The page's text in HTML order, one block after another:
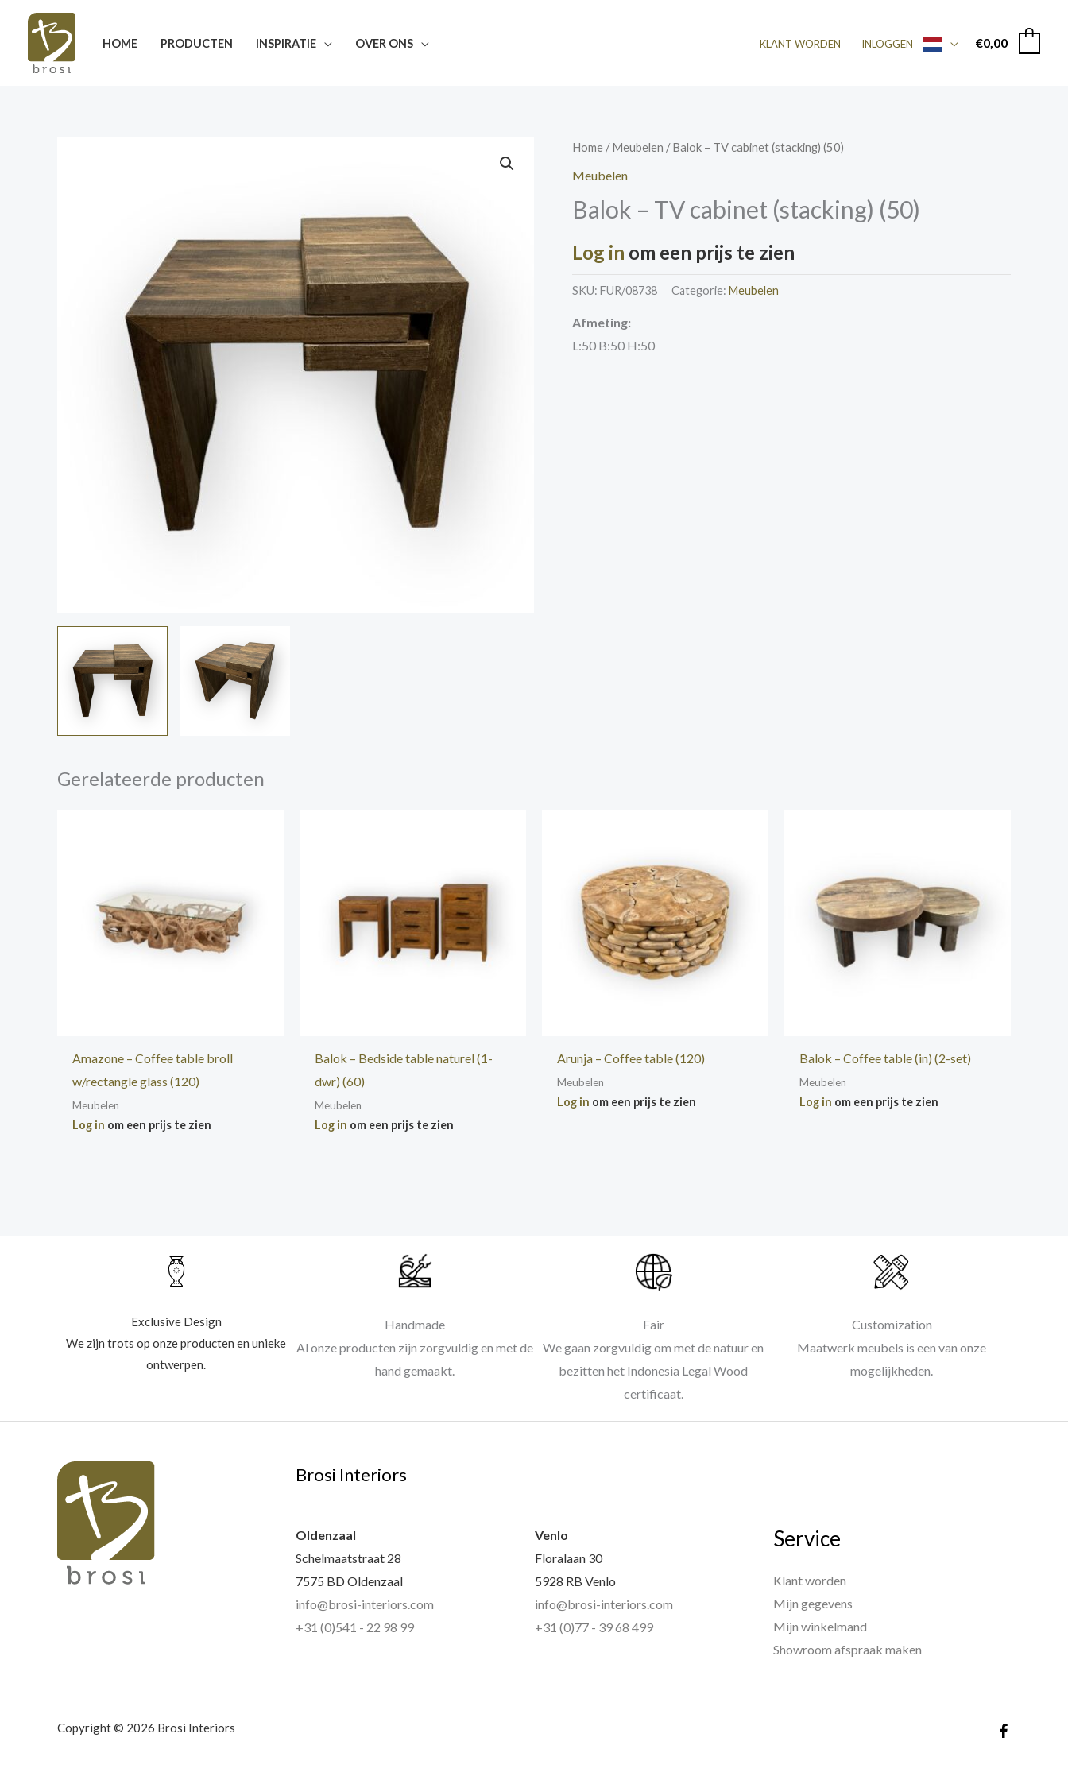
HOME PRODUCTEN INSPIRATIE OVER ONS KLANT WORDEN INLOGGEN €0,00
Home /Meubelen / Balok – TV cabinet (stacking) (50)
Meubelen
Balok – TV cabinet (stacking) (50)
Log in om een prijs te zien
SKU: FUR/08738 Categorie: Meubelen
Afmeting:
L:50 B:50 H:50
Gerelateerde producten
Amazone – Coffee table broll
w/rectangle glass (120)
Meubelen
Log in om een prijs te zien
Balok – Bedside table naturel (1-
dwr) (60)
Meubelen
Log in om een prijs te zien
Arunja – Coffee table (120)
Meubelen
Log in om een prijs te zien
Balok – Coffee table (in) (2-set)
Meubelen
Log in om een prijs te zien
Exclusive Design
We zijn trots op onze producten en unieke
ontwerpen.
Handmade
Al onze producten zijn zorgvuldig en met de
hand gemaakt.
Fair
We gaan zorgvuldig om met de natuur en
bezitten het Indonesia Legal Wood
certificaat.
Customization
Maatwerk meubels is een van onze
mogelijkheden.
Brosi Interiors
Oldenzaal
Schelmaatstraat 28
7575 BD Oldenzaal
info@brosi-interiors.com
+31 (0)541 - 22 98 99
Venlo
Floralaan 30
5928 RB Venlo
info@brosi-interiors.com
+31 (0)77 - 39 68 499
Service
Klant worden
Mijn gegevens
Mijn winkelmand
Showroom afspraak maken
Copyright © 2026 Brosi Interiors